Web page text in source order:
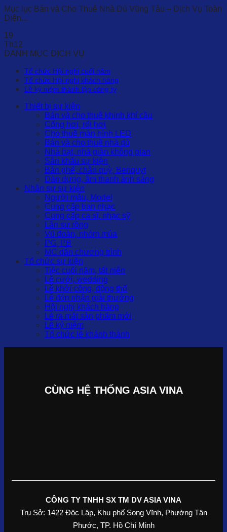
Mục lục Bán và Cho Thuê Nhà Dù Vũng Tàu – Dịch Vụ Toàn
Diện...
19
Th12
DANH MỤC DỊCH VỤ
Tổ chức Hội nghị cuối năm
Tổ chức Hội nghị khách hàng
Lễ kỷ niệm thành lập công ty
Thiết bị sự kiện
Bán và cho thuê khinh khí cầu
Cổng hơi, rối hơi
Cho thuê màn hình LED
Bán và cho thuê nhà dù
Nhà bạt, nhà giàn không gian
Sân khấu sự kiện
Bàn ghế, chân quỳ, Benquyt
Dàn dựng, âm thanh ánh sáng
Nhân sự sự kiện
Người mẫu, Model
Cung cấp ban nhạc
Cung cấp ca sĩ, nhạc sỹ
Lân sư rồng
Vũ đoàn, nhóm múa
PG, PB
MC dẫn chương trình
Tổ chức sự kiện
Tiệc cuối năm, tất niên
Lễ cưới, wedding
Lễ khởi công, động thổ
Lễ đón nhận giải thưởng
Hội nghị khách hàng
Lễ ra mắt sản phẩm mới
Lễ kỷ niệm
Tổ chức lễ khánh thành
CÙNG HỆ THỐNG ASIA VINA
CÔNG TY TNHH SX TM DV ASIA VINA
Trụ Sở: 1422 Độc Lập, Khu phố Song Vĩnh, Phường Tân
Phước, TP. Hồ Chí Minh